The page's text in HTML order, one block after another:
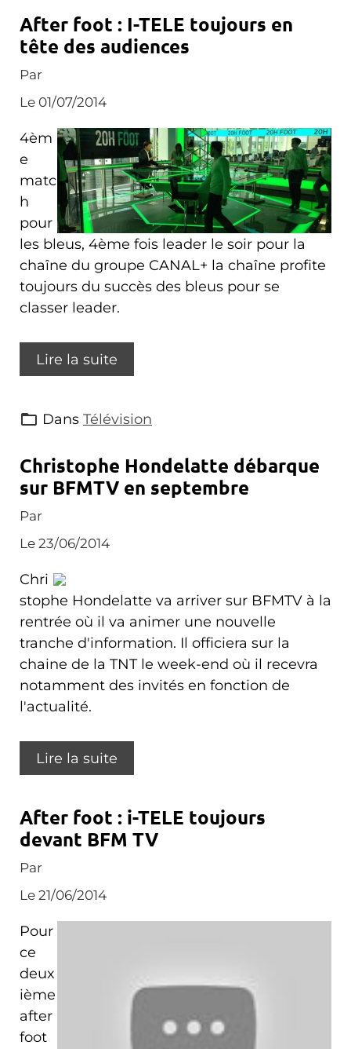
After foot : I-TELE toujours en
tête des audiences
Par
Le 01/07/2014
4èm
e
matc
h
pour
les bleus, 4ème fois leader le soir pour la
chaîne du groupe CANAL+ la chaîne profite
toujours du succès des bleus pour se
classer leader.
Lire la suite
Dans Télévision
Christophe Hondelatte débarque
sur BFMTV en septembre
Par
Le 23/06/2014
Chri
stophe Hondelatte va arriver sur BFMTV à la
rentrée où il va animer une nouvelle
tranche d'information. Il officiera sur la
chaine de la TNT le week-end où il recevra
notamment des invités en fonction de
l'actualité.
Lire la suite
After foot : i-TELE toujours
devant BFM TV
Par
Le 21/06/2014
Pour
ce
deux
ième
after
foot